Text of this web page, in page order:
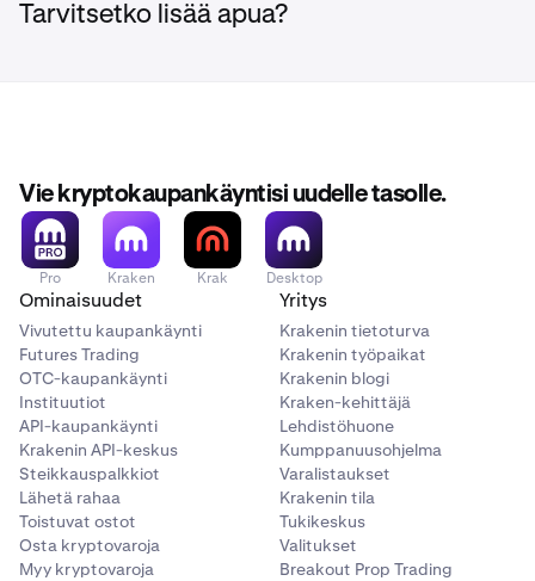
Tarvitsetko lisää apua?
Vie kryptokaupankäyntisi uudelle tasolle.
Pro Kraken Krak Desktop
Ominaisuudet
Vivutettu kaupankäynti
Futures Trading
OTC-kaupankäynti
Instituutiot
API-kaupankäynti
Krakenin API-keskus
Steikkauspalkkiot
Lähetä rahaa
Toistuvat ostot
Osta kryptovaroja
Myy kryptovaroja
Yritys
Krakenin tietoturva
Krakenin työpaikat
Krakenin blogi
Kraken-kehittäjä
Lehdistöhuone
Kumppanuusohjelma
Varalistaukset
Krakenin tila
Tukikeskus
Valitukset
Breakout Prop Trading